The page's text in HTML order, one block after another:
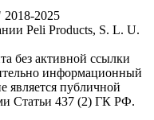
2018-2025
Peli Products, S. L. U.
без активной ссылки
информационный
является публичной
Статьи 437 (2) ГК РФ.